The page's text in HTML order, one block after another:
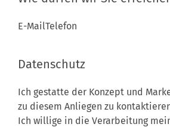
E-MailTelefon
Datenschutz
Ich gestatte der Konzept und
zu diesem Anliegen zu
Ich willige in die Verarbeitung